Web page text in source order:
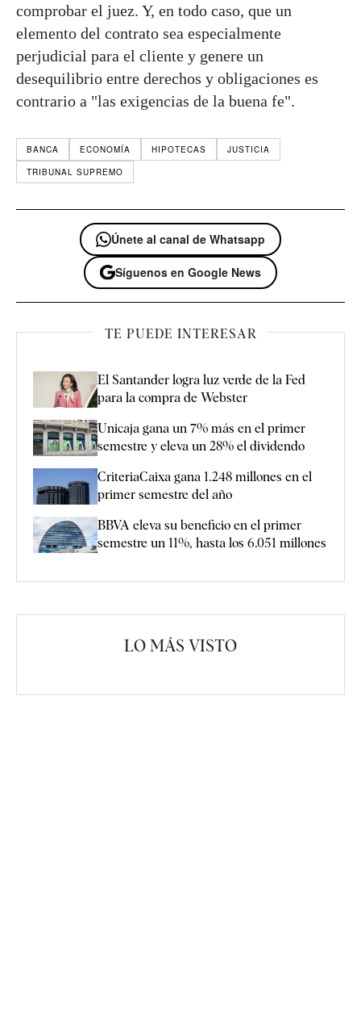
comprobar el juez. Y, en todo caso, que un
elemento del contrato sea especialmente
perjudicial para el cliente y genere un
desequilibrio entre derechos y obligaciones es
contrario a "las exigencias de la buena fe".
BANCA ECONOMÍA HIPOTECAS
JUSTICIA
TRIBUNAL SUPREMO
Únete al canal de Whatsapp
Síguenos en Google News
TE PUEDE INTERESAR
El Santander logra luz verde de la Fed
para la compra de Webster
Unicaja gana un 7% más en el primer
semestre y eleva un 28% el dividendo
CriteriaCaixa gana 1.248 millones en el
primer semestre del año
BBVA eleva su beneficio en el primer
semestre un 11%, hasta los 6.051 millones
LO MÁS VISTO